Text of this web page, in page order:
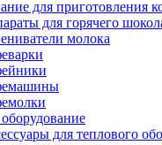
для приготовления
для горячего
молока
для теплового